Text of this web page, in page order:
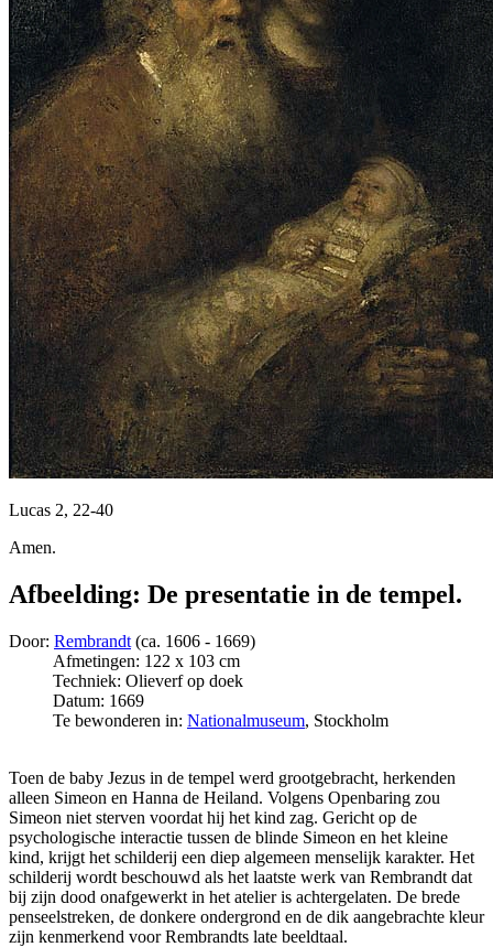
Lucas 2, 22-40
Amen.
Afbeelding: De presentatie in de tempel.
Door: Rembrandt (ca. 1606 - 1669)
Afmetingen: 122 x 103 cm
Techniek: Olieverf op doek
Datum: 1669
Te bewonderen in: Nationalmuseum, Stockholm
Toen de baby Jezus in de tempel werd grootgebracht, herkenden
alleen Simeon en Hanna de Heiland. Volgens Openbaring zou
Simeon niet sterven voordat hij het kind zag. Gericht op de
psychologische interactie tussen de blinde Simeon en het kleine
kind, krijgt het schilderij een diep algemeen menselijk karakter. Het
schilderij wordt beschouwd als het laatste werk van Rembrandt dat
bij zijn dood onafgewerkt in het atelier is achtergelaten. De brede
penseelstreken, de donkere ondergrond en de dik aangebrachte kleur
zijn kenmerkend voor Rembrandts late beeldtaal.